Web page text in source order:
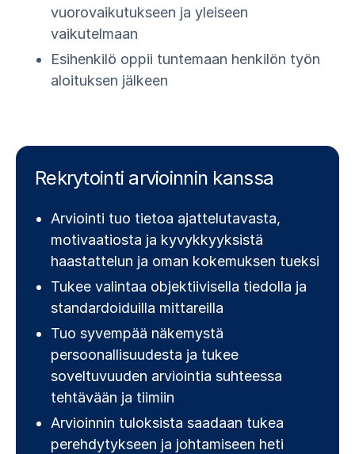
vuorovaikutukseen ja yleiseen
vaikutelmaan
Esihenkilö oppii tuntemaan henkilön työn
aloituksen jälkeen
Rekrytointi arvioinnin kanssa
Arviointi tuo tietoa ajattelutavasta,
motivaatiosta ja kyvykkyyksistä
haastattelun ja oman kokemuksen tueksi
Tukee valintaa objektiivisella tiedolla ja
standardoiduilla mittareilla
Tuo syvempää näkemystä
persoonallisuudesta ja tukee
soveltuvuuden arviointia suhteessa
tehtävään ja tiimiin
Arvioinnin tuloksista saadaan tukea
perehdytykseen ja johtamiseen heti